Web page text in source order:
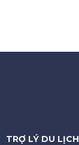
TRỢ LÝ DU LỊCH